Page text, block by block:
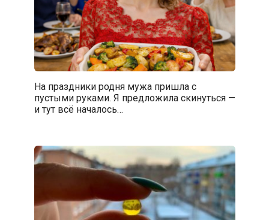
На праздники родня мужа пришла с
пустыми руками. Я предложила скинуться —
и тут всё началось…